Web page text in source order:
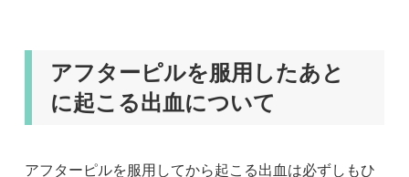
アフターピルを服用したあと
に起こる出血について
アフターピルを服用してから起こる出血は必ずしもひ